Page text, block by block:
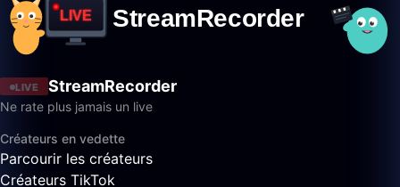
LIVE StreamRecorder
Ne rate plus jamais un live
Créateurs en vedette
Parcourir les créateurs
Créateurs TikTok